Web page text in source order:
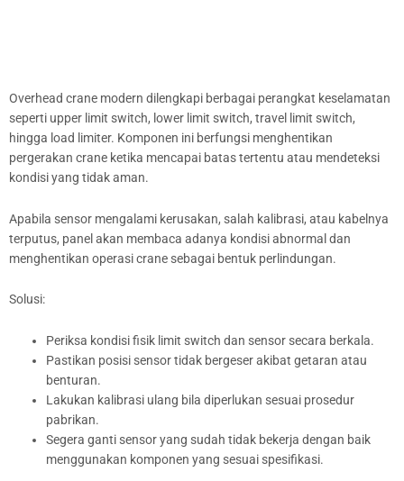
Overhead crane modern dilengkapi berbagai perangkat keselamatan
seperti upper limit switch, lower limit switch, travel limit switch,
hingga load limiter. Komponen ini berfungsi menghentikan
pergerakan crane ketika mencapai batas tertentu atau mendeteksi
kondisi yang tidak aman.
Apabila sensor mengalami kerusakan, salah kalibrasi, atau kabelnya
terputus, panel akan membaca adanya kondisi abnormal dan
menghentikan operasi crane sebagai bentuk perlindungan.
Solusi:
Periksa kondisi fisik limit switch dan sensor secara berkala.
Pastikan posisi sensor tidak bergeser akibat getaran atau
benturan.
Lakukan kalibrasi ulang bila diperlukan sesuai prosedur
pabrikan.
Segera ganti sensor yang sudah tidak bekerja dengan baik
menggunakan komponen yang sesuai spesifikasi.